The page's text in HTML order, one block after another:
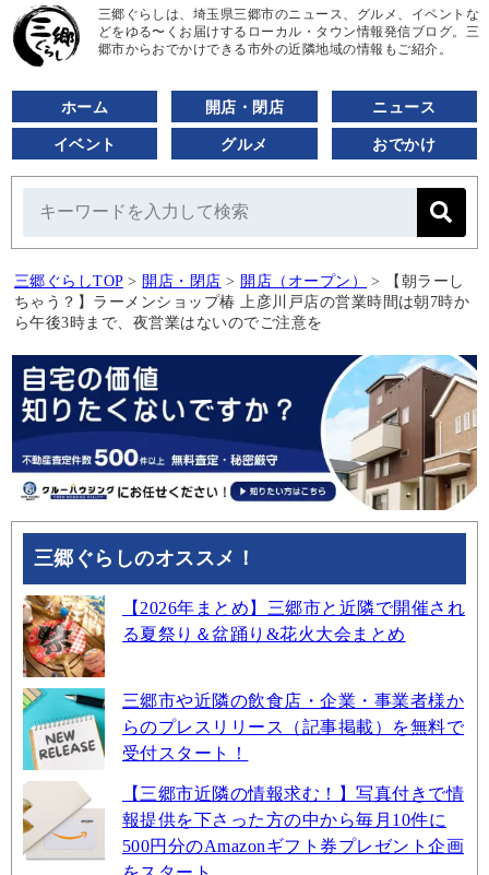
三郷ぐらしは、埼玉県三郷市のニュース、グルメ、イベントな
どをゆる〜くお届けするローカル・タウン情報発信ブログ。三
郷市からおでかけできる市外の近隣地域の情報もご紹介。
ホーム 開店・閉店 ニュース
イベント グルメ おでかけ
三郷ぐらしTOP > 開店・閉店 > 開店（オープン） >
【朝ラーし
ちゃう？】ラーメンショップ椿 上彦川戸店の営業時間は朝7時か
ら午後3時まで、夜営業はないのでご注意を
三郷ぐらしのオススメ！
【2026年まとめ】三郷市と近隣で開催され
る夏祭り＆盆踊り&花火大会まとめ
三郷市や近隣の飲食店・企業・事業者様か
らのプレスリリース（記事掲載）を無料で
受付スタート！
【三郷市近隣の情報求む！】写真付きで情
報提供を下さった方の中から毎月10件に
500円分のAmazonギフト券プレゼント企画